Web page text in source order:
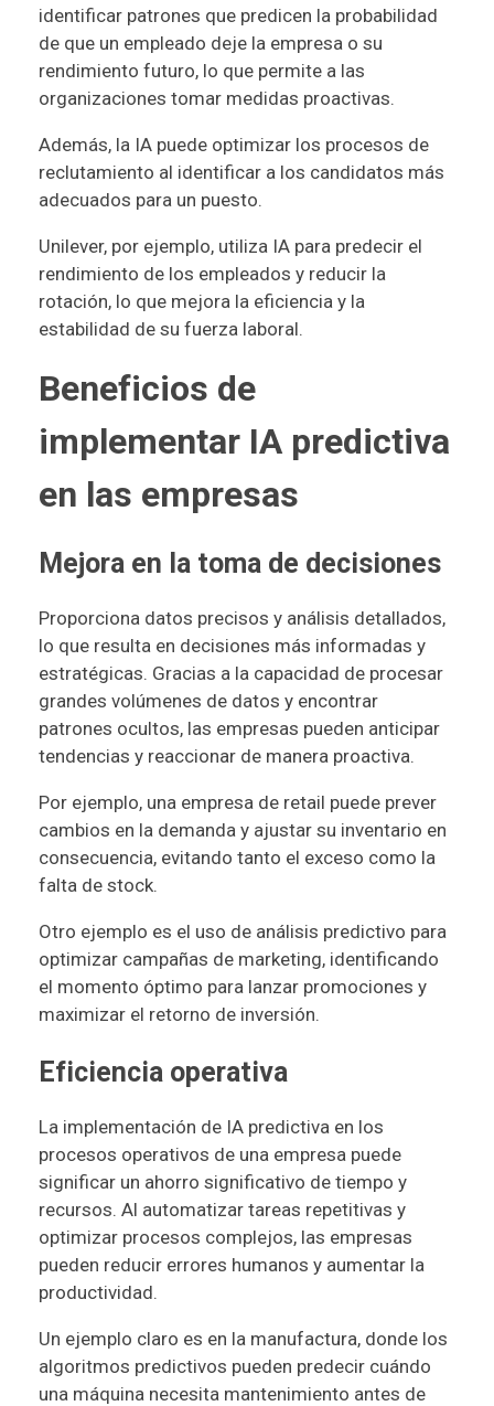
identificar patrones que predicen la probabilidad
de que un empleado deje la empresa o su
rendimiento futuro, lo que permite a las
organizaciones tomar medidas proactivas.
Además, la IA puede optimizar los procesos de
reclutamiento al identificar a los candidatos más
adecuados para un puesto.
Unilever, por ejemplo, utiliza IA para predecir el
rendimiento de los empleados y reducir la
rotación, lo que mejora la eficiencia y la
estabilidad de su fuerza laboral.
Beneficios de
implementar IA predictiva
en las empresas
Mejora en la toma de decisiones
Proporciona datos precisos y análisis detallados,
lo que resulta en decisiones más informadas y
estratégicas. Gracias a la capacidad de procesar
grandes volúmenes de datos y encontrar
patrones ocultos, las empresas pueden anticipar
tendencias y reaccionar de manera proactiva.
Por ejemplo, una empresa de retail puede prever
cambios en la demanda y ajustar su inventario en
consecuencia, evitando tanto el exceso como la
falta de stock.
Otro ejemplo es el uso de análisis predictivo para
optimizar campañas de marketing, identificando
el momento óptimo para lanzar promociones y
maximizar el retorno de inversión.
Eficiencia operativa
La implementación de IA predictiva en los
procesos operativos de una empresa puede
significar un ahorro significativo de tiempo y
recursos. Al automatizar tareas repetitivas y
optimizar procesos complejos, las empresas
pueden reducir errores humanos y aumentar la
productividad.
Un ejemplo claro es en la manufactura, donde los
algoritmos predictivos pueden predecir cuándo
una máquina necesita mantenimiento antes de